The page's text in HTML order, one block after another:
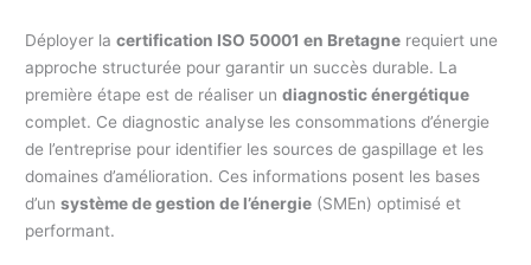
Déployer lacertification ISO 50001 en Bretagne requiert une
approche structurée pour garantir un succès durable. La
première étape est de réaliser undiagnostic énergétique
complet. Ce diagnostic analyse les consommations d’énergie
de l’entreprise pour identifier les sources de gaspillage et les
domaines d’amélioration. Ces informations posent les bases
d’unsystème de gestion de l’énergie (SMEn) optimisé et
performant.